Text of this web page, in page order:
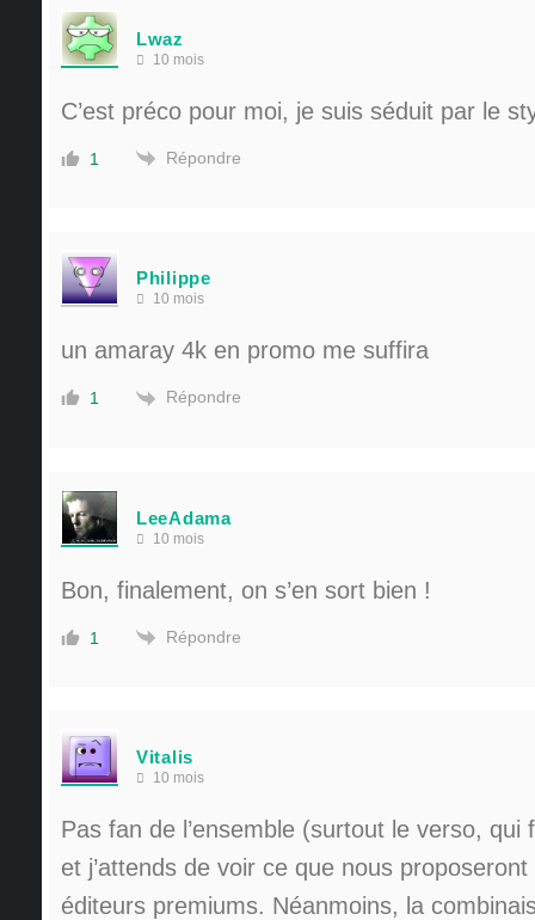
Lwaz
10 mois
C’est préco pour moi, je suis séduit par le
1 Répondre
Philippe
10 mois
un amaray 4k en promo me suffira
1 Répondre
LeeAdama
10 mois
Bon, finalement, on s’en sort bien !
1 Répondre
Vitalis
10 mois
Pas fan de l’ensemble (surtout le verso, qui
et j’attends de voir ce que nous
éditeurs premiums. Néanmoins, la